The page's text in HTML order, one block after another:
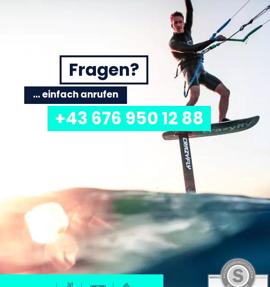
Fragen?
... einfach anrufen
+43 676 950 12 88